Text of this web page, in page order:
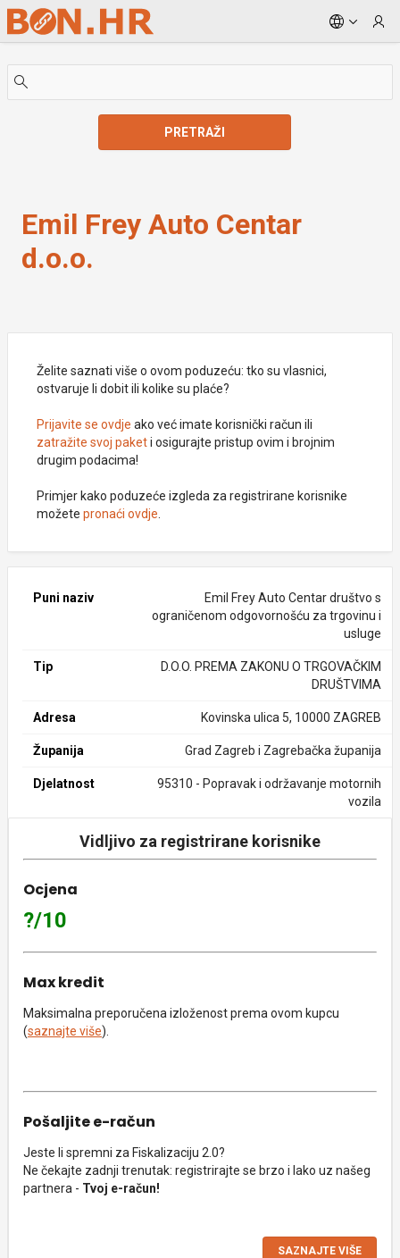
Skip to Main Content
PRETRAŽI
Emil Frey Auto Centar
d.o.o.
Želite saznati više o ovom poduzeću: tko su vlasnici,
ostvaruje li dobit ili kolike su plaće?
Prijavite se ovdje ako već imate korisnički račun ili
zatražite svoj paketi osigurajte pristup ovim i brojnim
drugim podacima!
Primjer kako poduzeće izgleda za registrirane korisnike
možete pronaći ovdje
Puni naziv
Emil Frey Auto Centar društvo s
ograničenom odgovornošću za trgovinu i
usluge
Tip
D.O.O. PREMA ZAKONU O TRGOVAČKIM
DRUŠTVIMA
Adresa Kovinska ulica 5, 10000 ZAGREB
Županija Grad Zagreb i Zagrebačka županija
Djelatnost
95310 - Popravak i održavanje motornih
vozila
Vidljivo za registrirane korisnike
Ocjena
?/10
Max kredit
Maksimalna preporučena izloženost prema ovom kupcu
(saznajte više).
Pošaljite e-račun
Jeste li spremni za Fiskalizaciju 2.0?
Ne čekajte zadnji trenutak: registrirajte se brzo i lako uz našeg
partnera - Tvoj e-račun!
SAZNAJTE VIŠE